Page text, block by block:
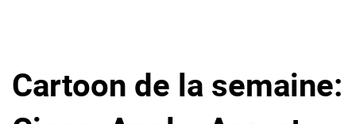
Cartoon de la semaine: